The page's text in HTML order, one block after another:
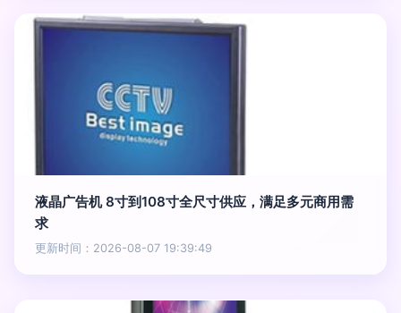
液晶广告机 8寸到108寸全尺寸供应，满足多元商用需
求
更新时间：2026-08-07 19:39:49